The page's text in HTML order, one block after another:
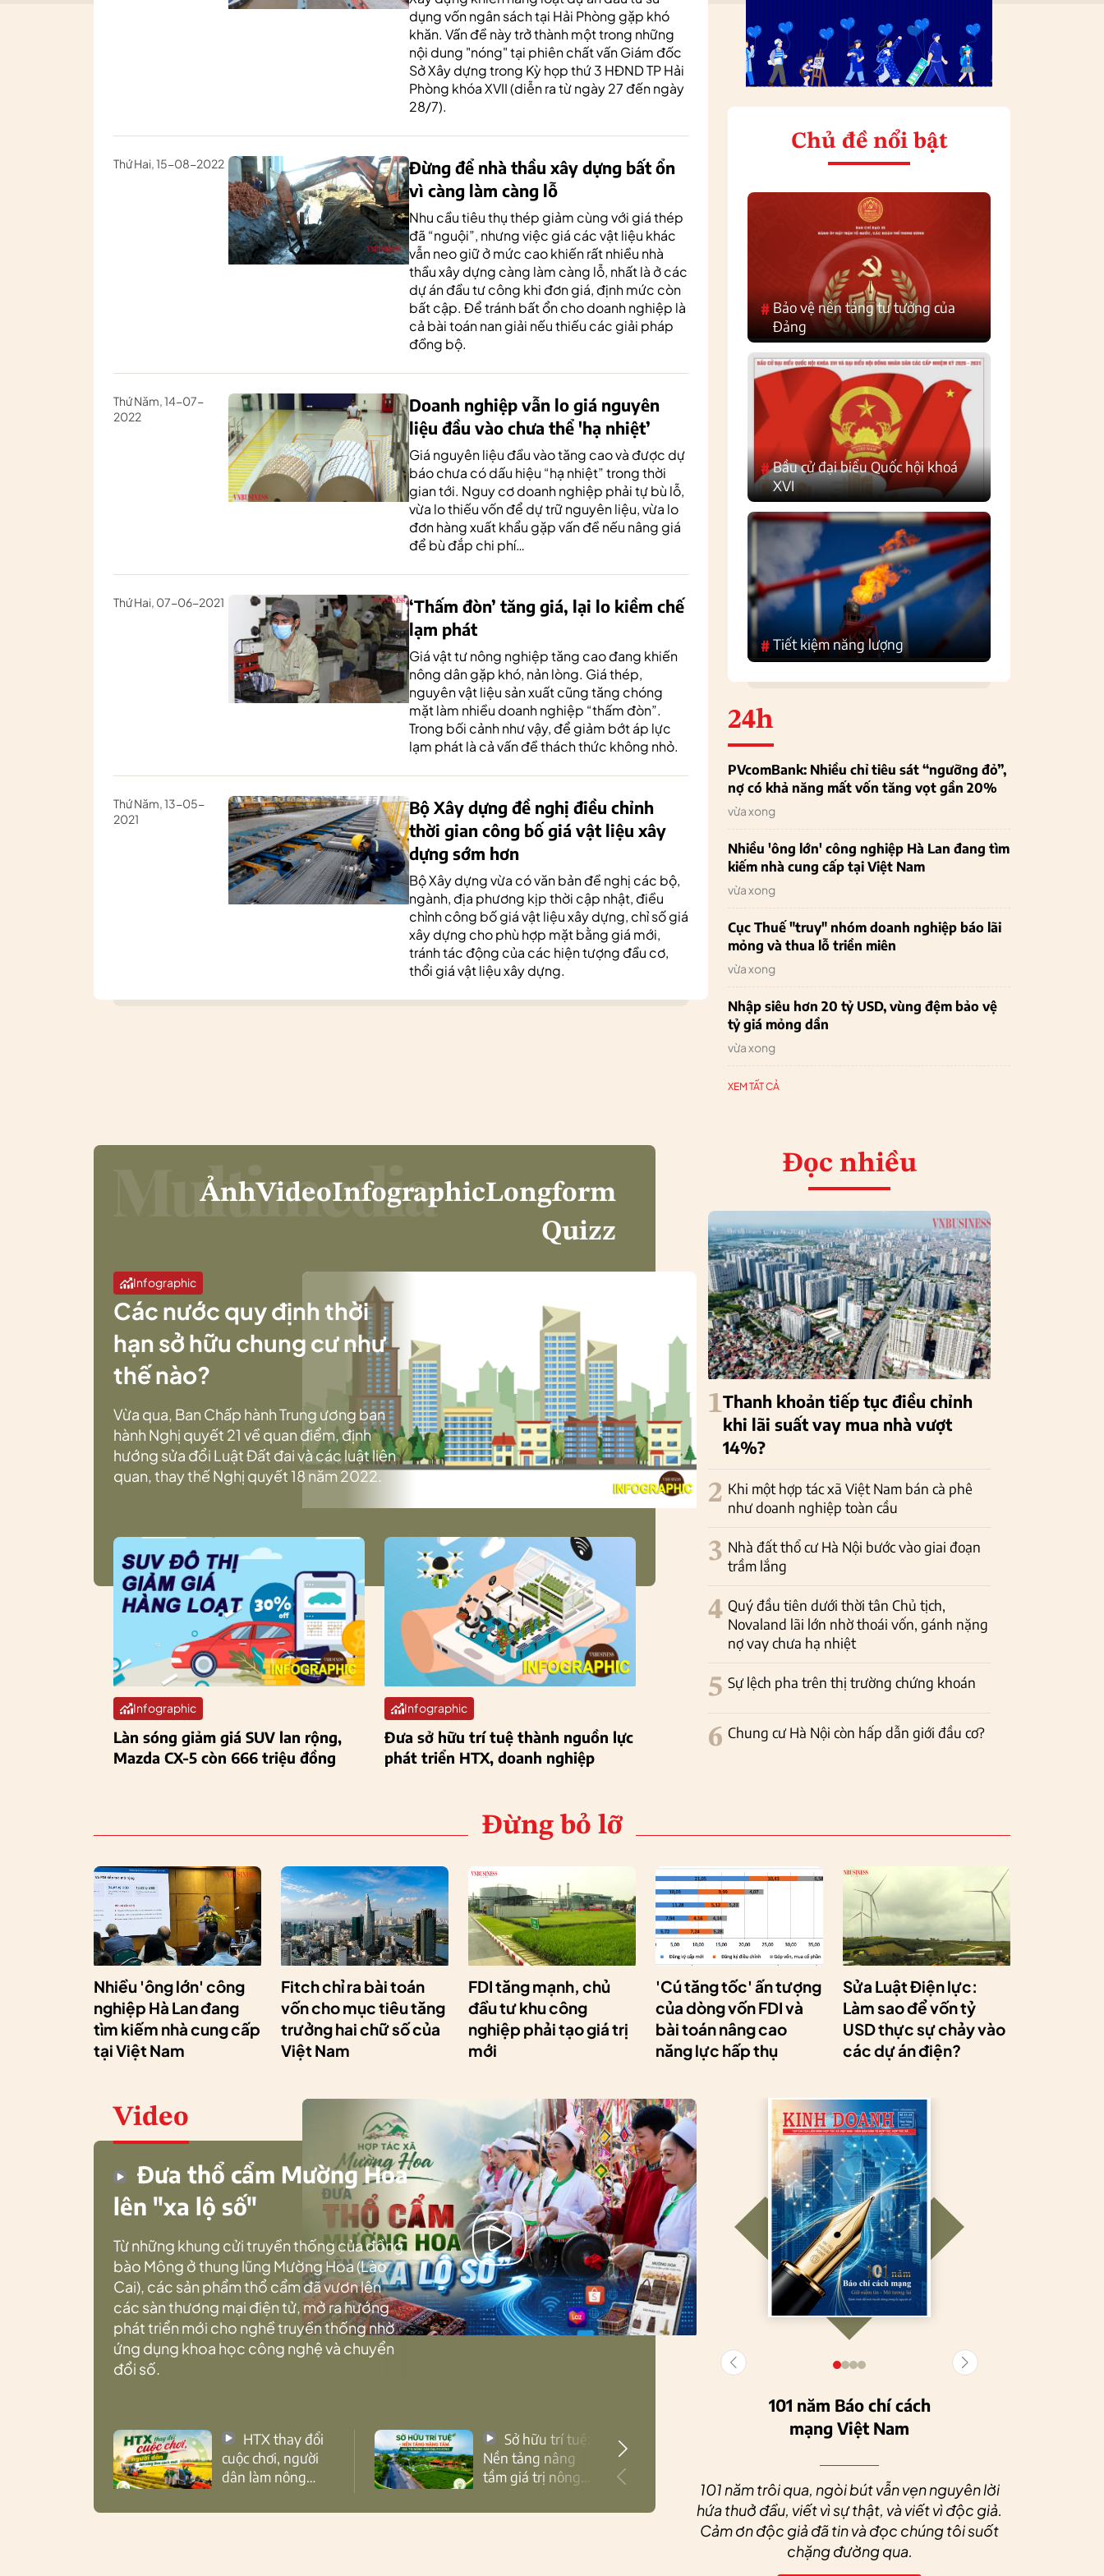
dụng vốn ngân sách tại Hải Phòng gặp khó
khăn. Vấn đề này trở thành một trong những
nội dung "nóng" tại phiên chất vấn Giám đốc
Sở Xây dựng trong Kỳ họp thứ 3 HĐND TP Hải
Phòng khóa XVII (diễn ra từ ngày 27 đến ngày
28/7).
Thứ Hai, 15-08-2022
Đừng để nhà thầu xây dựng bất ổn
vì càng làm càng lỗ
Nhu cầu tiêu thụ thép giảm cùng với giá thép
đã “nguội”, nhưng việc giá các vật liệu khác
vẫn neo giữ ở mức cao khiến rất nhiều nhà
thầu xây dựng càng làm càng lỗ, nhất là ở các
dự án đầu tư công khi đơn giá, định mức còn
bất cập. Để tránh bất ổn cho doanh nghiệp là
cả bài toán nan giải nếu thiếu các giải pháp
đồng bộ.
Thứ Năm, 14-07-
2022
Doanh nghiệp vẫn lo giá nguyên
liệu đầu vào chưa thể 'hạ nhiệt’
Giá nguyên liệu đầu vào tăng cao và được dự
báo chưa có dấu hiệu “hạ nhiệt” trong thời
gian tới. Nguy cơ doanh nghiệp phải tự bù lỗ,
vừa lo thiếu vốn để dự trữ nguyên liệu, vừa lo
đơn hàng xuất khẩu gặp vấn đề nếu nâng giá
để bù đắp chi phí…
Thứ Hai, 07-06-2021
‘Thấm đòn’ tăng giá, lại lo kiềm chế
lạm phát
Giá vật tư nông nghiệp tăng cao đang khiến
nông dân gặp khó, nản lòng. Giá thép,
nguyên vật liệu sản xuất cũng tăng chóng
mặt làm nhiều doanh nghiệp “thấm đòn”.
Trong bối cảnh như vậy, để giảm bớt áp lực
lạm phát là cả vấn đề thách thức không nhỏ.
Thứ Năm, 13-05-
2021
Bộ Xây dựng đề nghị điều chỉnh
thời gian công bố giá vật liệu xây
dựng sớm hơn
Bộ Xây dựng vừa có văn bản đề nghị các bộ,
ngành, địa phương kịp thời cập nhật, điều
chỉnh công bố giá vật liệu xây dựng, chỉ số giá
xây dựng cho phù hợp mặt bằng giá mới,
tránh tác động của các hiện tượng đầu cơ,
thổi giá vật liệu xây dựng.
Chủ đề nổi bật
#Bảo vệ nền tảng tư tưởng của
Đảng
#Bầu cử đại biểu Quốc hội khoá
XVI
#Tiết kiệm năng lượng
24h
PVcomBank: Nhiều chỉ tiêu sát “ngưỡng đỏ”,
nợ có khả năng mất vốn tăng vọt gần 20%
vừa xong
Nhiều 'ông lớn' công nghiệp Hà Lan đang tìm
kiếm nhà cung cấp tại Việt Nam
vừa xong
Cục Thuế "truy" nhóm doanh nghiệp báo lãi
mỏng và thua lỗ triền miên
vừa xong
Nhập siêu hơn 20 tỷ USD, vùng đệm bảo vệ
tỷ giá mỏng dần
vừa xong
XEM TẤT CẢ
ẢnhVideoInfographicLongform
Quizz
Infographic
Các nước quy định thời
hạn sở hữu chung cư như
thế nào?
Vừa qua, Ban Chấp hành Trung ương ban
hành Nghị quyết 21 về quan điểm, định
hướng sửa đổi Luật Đất đai và các luật liên
quan, thay thế Nghị quyết 18 năm 2022.
Infographic
Làn sóng giảm giá SUV lan rộng,
Mazda CX-5 còn 666 triệu đồng
Infographic
Đưa sở hữu trí tuệ thành nguồn lực
phát triển HTX, doanh nghiệp
Đọc nhiều
1Thanh khoản tiếp tục điều chỉnh
khi lãi suất vay mua nhà vượt
14%?
2 Khi một hợp tác xã Việt Nam bán cà phê
như doanh nghiệp toàn cầu
3 Nhà đất thổ cư Hà Nội bước vào giai đoạn
trầm lắng
4 Quý đầu tiên dưới thời tân Chủ tịch,
Novaland lãi lớn nhờ thoái vốn, gánh nặng
nợ vay chưa hạ nhiệt
5 Sự lệch pha trên thị trường chứng khoán
6 Chung cư Hà Nội còn hấp dẫn giới đầu cơ?
Đừng bỏ lỡ
Nhiều 'ông lớn' công
nghiệp Hà Lan đang
tìm kiếm nhà cung cấp
tại Việt Nam
Fitch chỉ ra bài toán
vốn cho mục tiêu tăng
trưởng hai chữ số của
Việt Nam
FDI tăng mạnh, chủ
đầu tư khu công
nghiệp phải tạo giá trị
mới
'Cú tăng tốc' ấn tượng
của dòng vốn FDI và
bài toán nâng cao
năng lực hấp thụ
Sửa Luật Điện lực:
Làm sao để vốn tỷ
USD thực sự chảy vào
các dự án điện?
Video
Đưa thổ cẩm Mường Hoa
lên "xa lộ số"
Từ những khung cửi truyền thống của đồng
bào Mông ở thung lũng Mường Hoa (Lào
Cai), các sản phẩm thổ cẩm đã vươn lên
các sàn thương mại điện tử, mở ra hướng
phát triển mới cho nghề truyền thống nhờ
ứng dụng khoa học công nghệ và chuyển
đổi số.
cuộc chơi, người
dân làm nông
Nền tảng nâng
tầm giá trị nông
lực cho nông
nghiệp bền vững
101 năm Báo chí cách
mạng Việt Nam
101 năm trôi qua, ngòi bút vẫn vẹn nguyên lời
hứa thuở đầu, viết vì sự thật, và viết vì độc giả.
Cảm ơn độc giả đã tin và đọc chúng tôi suốt
chặng đường qua.